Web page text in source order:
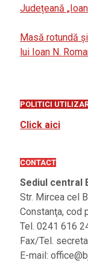
Județeană
Masă rotundă
lui Ioan N.
POLITICI
Click aici
CONTACT
Sediul central
Str. Mircea cel
Constanţa, cod
Tel. 0241 616
Fax/Tel.
E-mail: